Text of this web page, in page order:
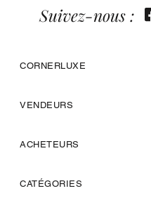
CORNERLUXE
VENDEURS
ACHETEURS
CATÉGORIES
Suivez-nous :